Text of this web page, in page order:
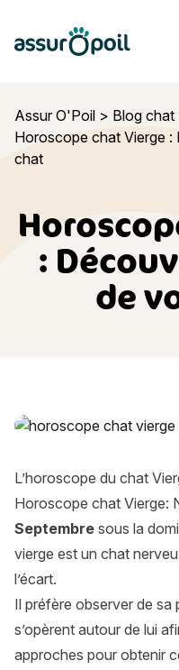
Assur O'Poil
Assur O'Poil > Blog chat
Horoscope chat Vierge
chat
:
de
Horoscope chat Vierge :
L’horoscope du chat
Horoscope chat Vierge:
Septembre sous la
vierge est un chat
l’écart.
Il préfère observer de sa
s’opèrent autour de lui
approches pour obtenir